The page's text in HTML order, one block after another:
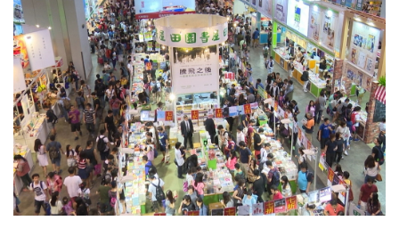
EduTech
IT Times
生成式AI與雲端應用
Enterprise Digital Transformation
特集